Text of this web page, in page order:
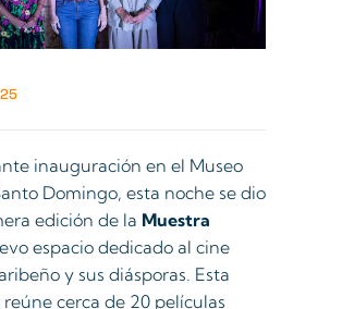
inauguración en el Museo
Domingo, esta noche se dio
edición de la Muestra
espacio dedicado al cine
y sus diásporas. Esta
cerca de 20 películas